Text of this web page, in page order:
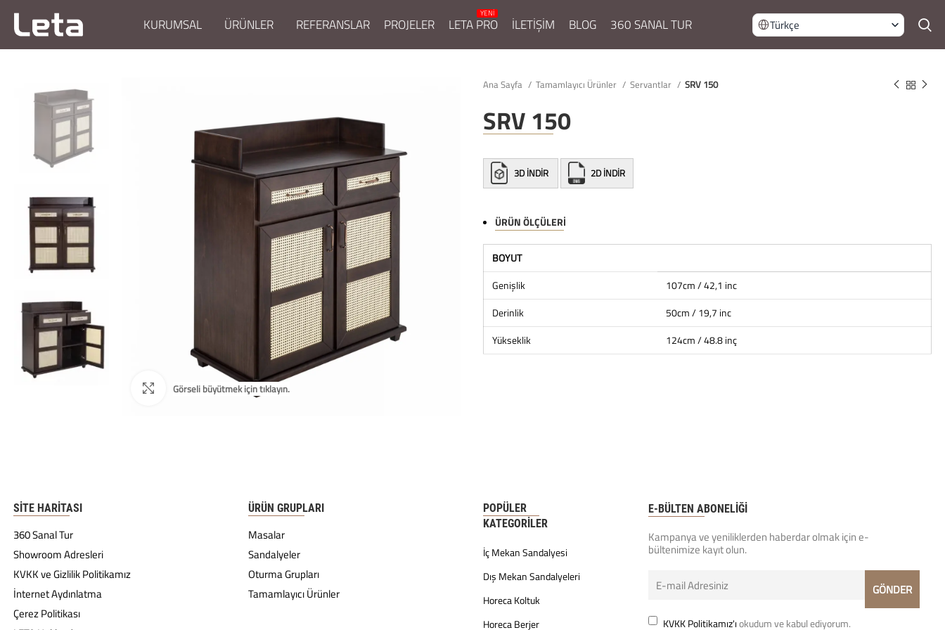
KURUMSAL ÜRÜNLER REFERANSLAR PROJELER LETA PRO İLETİŞİM BLOG 360 SANAL TUR Türkçe
Ana Sayfa Tamamlayıcı Ürünler Servantlar SRV 150
SRV 150
3D İNDİR 2D İNDİR
ÜRÜN ÖLÇÜLERI
BOYUT
Genişlik
107cm / 42,1 inc
Derinlik
50cm / 19,7 inc
Yükseklik
124cm / 48.8 inç
SITE HARITASI
360 Sanal Tur
Showroom Adresleri
KVKK ve Gizlilik Politikamız
İnternet Aydınlatma
Çerez Politikası
ÜRÜN GRUPLARI
Masalar
Sandalyeler
Oturma Grupları
Tamamlayıcı Ürünler
POPÜLER
KATEGORILER
İç Mekan Sandalyesi
Dış Mekan Sandalyeleri
Horeca Koltuk
Horeca Berjer
E-BÜLTEN ABONELİĞİ
Kampanya ve yeniliklerden haberdar olmak için e-
bültenimize kayıt olun.
KVKK Politikamız'ıokudum ve kabul ediyorum.